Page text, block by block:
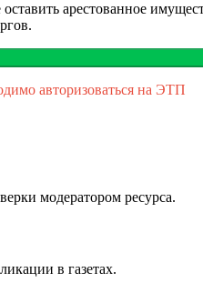
оставить арестованное
авторизоваться на ЭТП
модератором ресурса.
в газетах.